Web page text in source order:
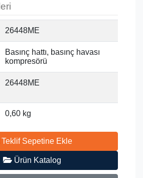
26448ME
Basınç hattı, basınç havası
kompresörü
26448ME
0,60 kg
Teklif Sepetine Ekle
Ürün Katalog